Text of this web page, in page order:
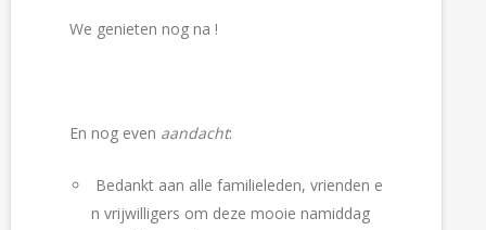
We genieten nog na !
En nog even aandacht:
Bedankt aan alle familieleden, vrienden e
n vrijwilligers om deze mooie namiddag